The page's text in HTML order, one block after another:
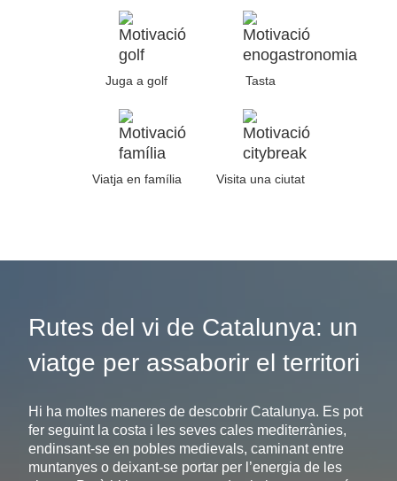
Juga a golf Tasta
Viatja en família Visita una ciutat
Rutes del vi de Catalunya: un
viatge per assaborir el territori
Hi ha moltes maneres de descobrir Catalunya. Es pot
fer seguint la costa i les seves cales mediterrànies,
endinsant-se en pobles medievals, caminant entre
muntanyes o deixant-se portar per l’energia de les